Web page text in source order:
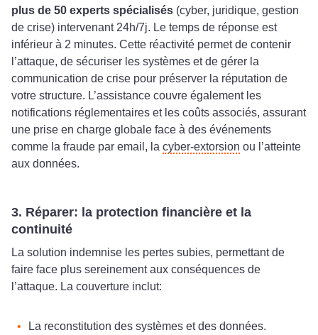
plus de 50 experts spécialisés (cyber, juridique, gestion
de crise) intervenant 24h/7j. Le temps de réponse est
inférieur à 2 minutes. Cette réactivité permet de contenir
l’attaque, de sécuriser les systèmes et de gérer la
communication de crise pour préserver la réputation de
votre structure. L’assistance couvre également les
notifications réglementaires et les coûts associés, assurant
une prise en charge globale face à des événements
comme la fraude par email, la cyber-extorsion ou l’atteinte
aux données.
3. Réparer: la protection financière et la
continuité
La solution indemnise les pertes subies, permettant de
faire face plus sereinement aux conséquences de
l’attaque. La couverture inclut:
La reconstitution des systèmes et des données.